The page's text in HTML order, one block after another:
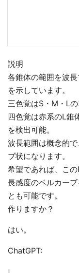
説明
各錐体の範囲を波
を示しています。
三色覚はS・M・Lの
四色覚は赤系のL錐
を検出可能。
波長範囲は概念的
ブ状になります。
希望であれば、こ
長感度のベルカー
とも可能です。
作りますか？
はい。
ChatGPT: